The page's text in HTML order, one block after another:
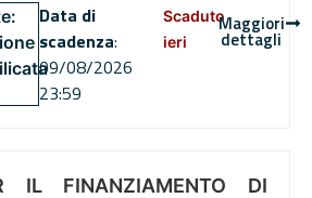
Data di
scadenza:
09/08/2026
23:59
Scaduto
ieri
Maggiori
dettagli
IL FINANZIAMENTO DI